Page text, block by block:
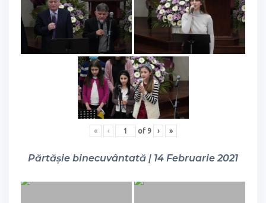
« ‹ of 9 › »
Părtășie binecuvântată | 14 Februarie 2021